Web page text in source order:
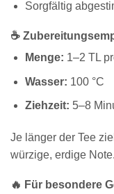
Sorgfältig
☕
Menge: 1–2 TL
Wasser: 100 °C
Ziehzeit: 5–8
Je länger der Tee
würzige, erdige Note.
🔥 Für besondere